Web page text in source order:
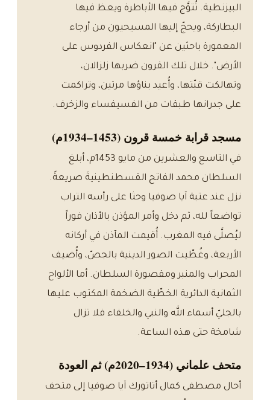
البيزنطية. تُتوَّج فيها الأباطرة ويعظ فيها
البطاركة، ويحجّ إليها المسيحيون من أرجاء
المعمورة باحثين عن "انعكاس الفردوس على
الأرض". خلال تلك القرون ضربها زلزالان،
وتهالكت قبّتها، وأُعيد بناؤها مرتين، وتراكمت
على جدرانها طبقات من الفسيفساء والزخرف.
مسجد قرابة خمسة قرون (1453–1934م)
في التاسع والعشرين من مايو 1453م، أبلغ
السلطان محمد الفاتح القسطنطينيةَ صريعةً.
نزل عند عتبة آيا صوفيا وحثا على رأسه التراب
تواضعاً لله، ثم دخل وأمر المؤذن بالأذان فوراً
ليُصلَّى فيه المغرب. أُقيمت المآذن في أركانه
الأربعة، وغُطّيت الصور الدينية بالجصّ، وأُضيف
المحراب والمنبر ومقصورة السلطان. أما الألواح
الثمانية الدائرية الخطّية الضخمة المكتوب عليها
بالجليّ أسماء الله والنبي والخلفاء فلا تزال
شامخة حتى هذه الساعة.
متحف علماني (1934–2020م) ثم العودة
أحال مصطفى كمال أتاتورك آيا صوفيا إلى متحف